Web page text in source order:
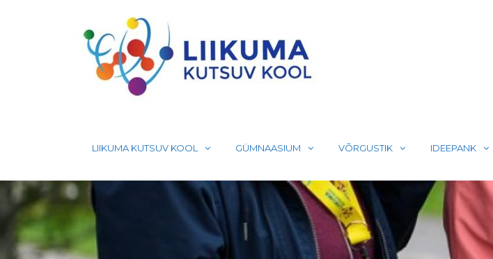
LIIKUMA KUTSUV KOOL GÜMNAASIUM VÕRGUSTIK IDEEPANK